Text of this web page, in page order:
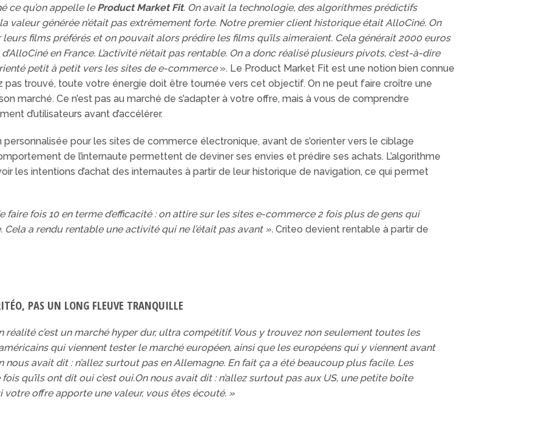
ce qu’on appelle leProduct Market Fit. On avait la technologie, des algorithmes prédictifs
valeur générée n’était pas extrêmement forte. Notre premier client historique était AlloCiné. On
films préférés et on pouvait alors prédire les films qu’ils aimeraient. Cela générait 2000 euros
en France. L’activité n’était pas rentable. On a donc réalisé plusieurs pivots, c’est-à-dire
petit à petit vers les sites de e-commerce». Le Product Market Fit est une notion bien connue
pas trouvé, toute votre énergie doit être tournée vers cet objectif. On ne peut faire croître une
marché. Ce n’est pas au marché de s’adapter à votre offre, mais à vous de comprendre
d’utilisateurs avant d’accélérer.
pour les sites de commerce électronique, avant de s’orienter vers le ciblage
de l’internaute permettent de deviner ses envies et prédire ses achats. L’algorithme
les intentions d’achat des internautes à partir de leur historique de navigation, ce qui permet
fois 10 en terme d’efficacité : on attire sur les sites e-commerce 2 fois plus de gens qui
a rendu rentable une activité qui ne l’était pas avant ». Criteo devient rentable à partir de
PAS UN LONG FLEUVE TRANQUILLE
réalité c’est un marché hyper dur, ultra compétitif. Vous y trouvez non seulement toutes les
qui viennent tester le marché européen, ainsi que les européens qui y viennent avant
nous avait dit : n’allez surtout pas en Allemagne. En fait ça a été beaucoup plus facile. Les
qu’ils ont dit oui c’est oui.On nous avait dit : n’allez surtout pas aux US, une petite boîte
votre offre apporte une valeur, vous êtes écouté. »